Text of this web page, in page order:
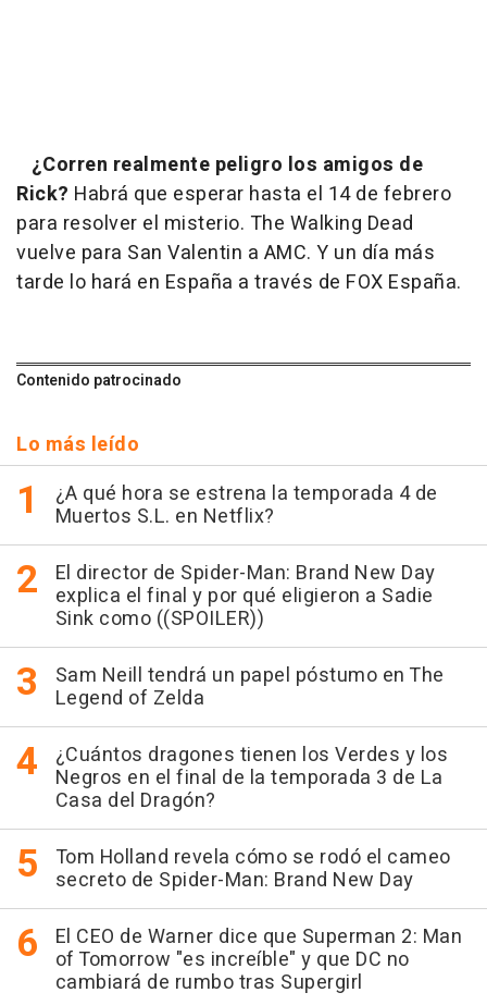
¿Corren realmente peligro los amigos de
Rick? Habrá que esperar hasta el 14 de febrero
para resolver el misterio. The Walking Dead
vuelve para San Valentin a AMC. Y un día más
tarde lo hará en España a través de FOX España.
Contenido patrocinado
Lo más leído
¿A qué hora se estrena la temporada 4 de
Muertos S.L. en Netflix?
El director de Spider-Man: Brand New Day
explica el final y por qué eligieron a Sadie
Sink como ((SPOILER))
Sam Neill tendrá un papel póstumo en The
Legend of Zelda
¿Cuántos dragones tienen los Verdes y los
Negros en el final de la temporada 3 de La
Casa del Dragón?
Tom Holland revela cómo se rodó el cameo
secreto de Spider-Man: Brand New Day
El CEO de Warner dice que Superman 2: Man
of Tomorrow "es increíble" y que DC no
cambiará de rumbo tras Supergirl